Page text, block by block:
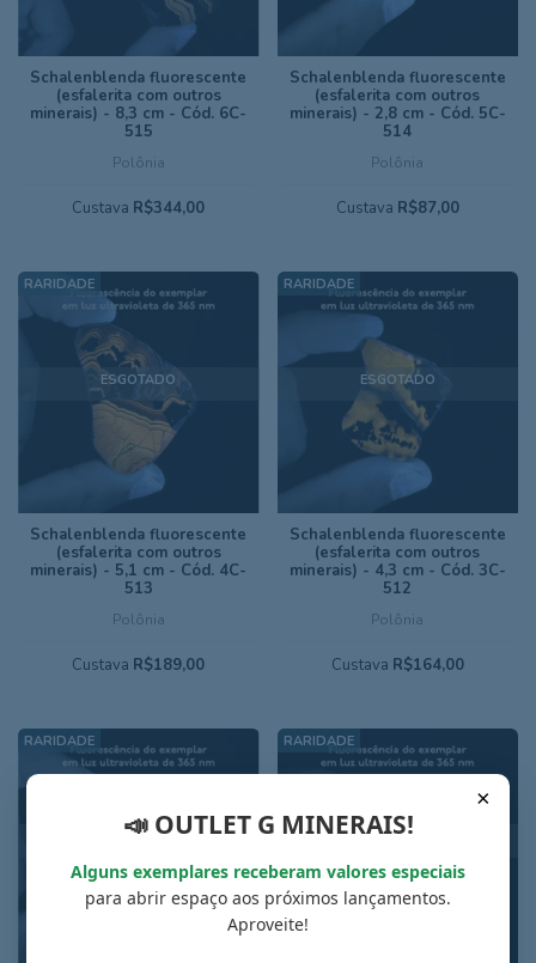
Polônia
Schalenblenda fluorescente
(esfalerita com outros
minerais) - 8,3 cm - Cód. 6C-
515
Custava R$344,00
Polônia
Schalenblenda fluorescente
(esfalerita com outros
minerais) - 2,8 cm - Cód. 5C-
514
Custava R$87,00
ESGOTADO
Polônia
Schalenblenda fluorescente
(esfalerita com outros
minerais) - 5,1 cm - Cód. 4C-
513
Custava R$189,00
ESGOTADO
Polônia
Schalenblenda fluorescente
(esfalerita com outros
minerais) - 4,3 cm - Cód. 3C-
512
Custava R$164,00
ESGOTADO ESGOTADO
×
📣 OUTLET G MINERAIS!
Alguns exemplares receberam valores especiais
para abrir espaço aos próximos lançamentos.
Aproveite!